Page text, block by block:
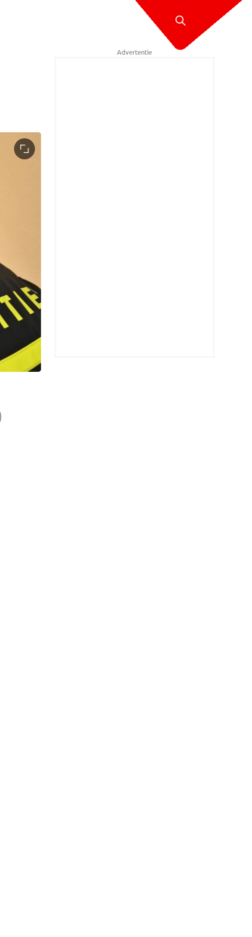
Advertentie